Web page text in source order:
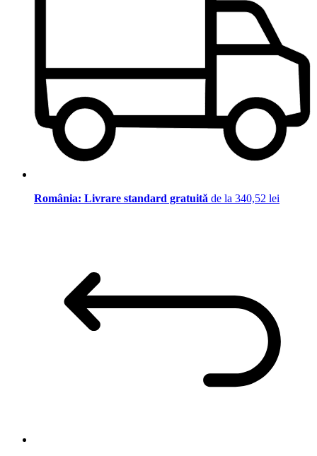
România: Livrare standard gratuită de la 340,52 lei